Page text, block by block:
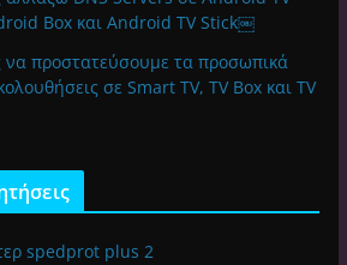
Box και Android TV Stick￼
προστατεύσουμε τα προσωπικά
σε Smart TV, TV Box και TV
spedprot plus 2